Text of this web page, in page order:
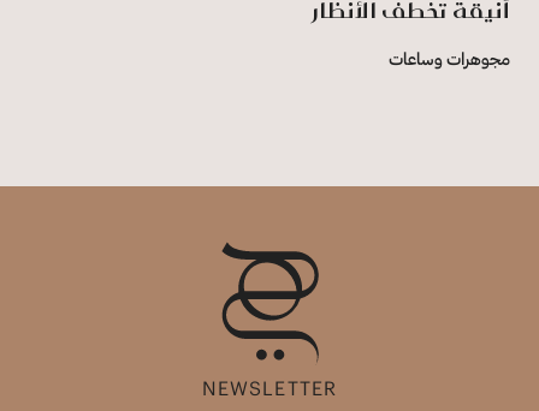
أنيقة تخطف الأنظار
مجوهرات وساعات
NEWSLETTER